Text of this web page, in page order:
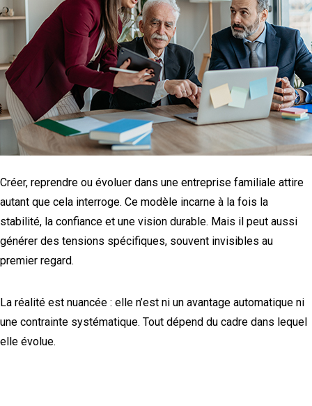
Créer, reprendre ou évoluer dans une entreprise familiale attire
autant que cela interroge. Ce modèle incarne à la fois la
stabilité, la confiance et une vision durable. Mais il peut aussi
générer des tensions spécifiques, souvent invisibles au
premier regard.
La réalité est nuancée : elle n’est ni un avantage automatique ni
une contrainte systématique. Tout dépend du cadre dans lequel
elle évolue.